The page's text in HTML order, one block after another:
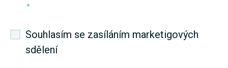
*
Souhlasím se zasíláním marketigových
sdělení